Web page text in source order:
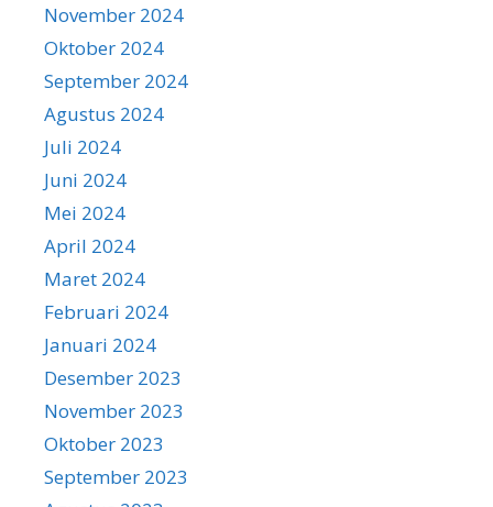
November 2024
Oktober 2024
September 2024
Agustus 2024
Juli 2024
Juni 2024
Mei 2024
April 2024
Maret 2024
Februari 2024
Januari 2024
Desember 2023
November 2023
Oktober 2023
September 2023